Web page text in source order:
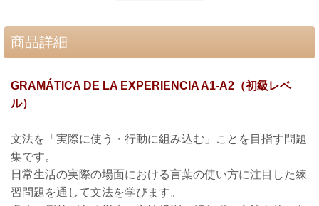
商品詳細
GRAMÁTICA DE LA EXPERIENCIA A1-A2（初級レベ
ル）
文法を「実際に使う・行動に組み込む」ことを目指す問題
集です。
日常生活の実際の場面における言葉の使い方に注目した練
習問題を通して文法を学びます。